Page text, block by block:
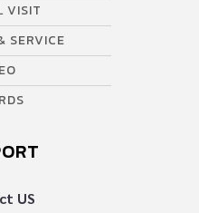
VISIT
SERVICE
US